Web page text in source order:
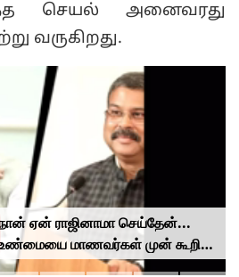
செயல் அனைவரது
வருகிறது.
அந்தரங்கமாக
வீடியோ எடுத்து மிரட்டிய
கோடிக்கணக்கில் மோசடி...